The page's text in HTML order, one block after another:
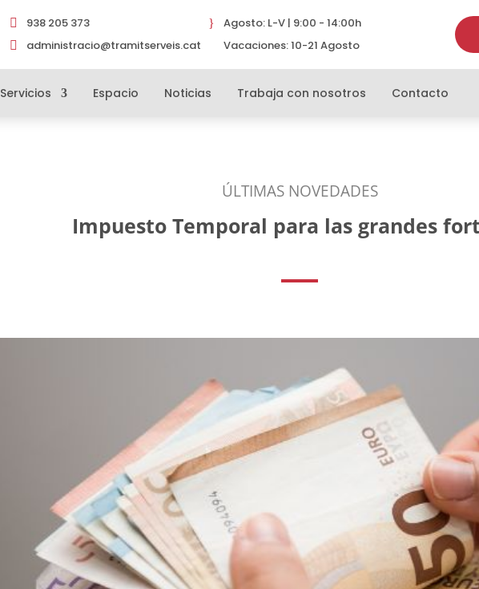
 938 205 373
 administracio@tramitserveis.cat
} Agosto: L-V | 9:00 - 14:00h
Vacaciones: 10-21 Agosto
Servicios Espacio Noticias Trabaja con nosotros Contacto
ÚLTIMAS NOVEDADES
Impuesto Temporal para las grandes